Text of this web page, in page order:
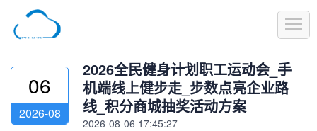
06
2026-08
2026全民健身计划职工运动会_手
机端线上健步走_步数点亮企业路
线_积分商城抽奖活动方案
2026-08-06 17:45:27